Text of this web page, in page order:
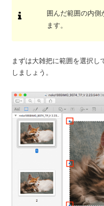
囲んだ範囲の内側
ます。
まずは大雑把に範囲を選択
しましょう。